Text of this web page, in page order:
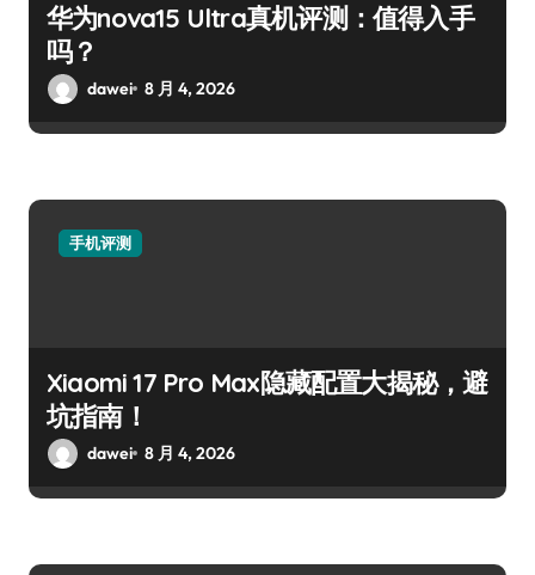
华为nova15 Ultra真机评测：值得入手
吗？
dawei 8 月 4, 2026
手机评测
Xiaomi 17 Pro Max隐藏配置大揭秘，避
坑指南！
dawei 8 月 4, 2026